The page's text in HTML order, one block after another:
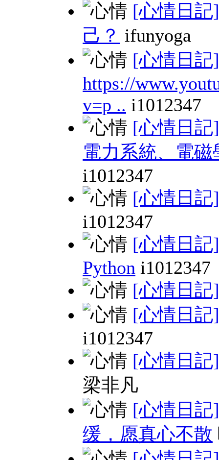
[心情日記]
己？ ifunyoga
[心情日記]
https://
v=p .. i1012347
[心情日記]
電力系統、電磁
i1012347
[心情日記]
i1012347
[心情日記]
Python i1012347
[心情日記]
[心情日記]
i1012347
[心情日記]
梁非凡
[心情日記]
缓，愿真心不散